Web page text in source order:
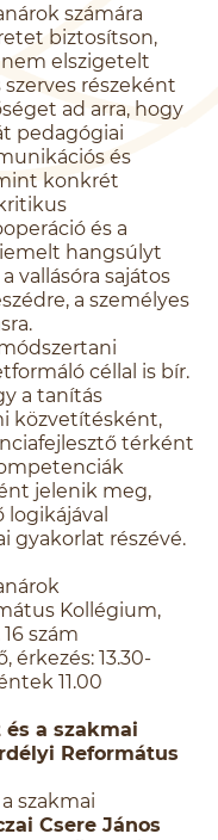
számára
biztosítson,
elszigetelt
részeként
ad arra, hogy
pedagógiai
és
konkrét
és a
hangsúlyt
vallásóra sajátos
a személyes
céllal is bír.
a tanítás
közvetítésként,
térként
jelenik meg,
logikájával
gyakorlat részévé.
Kollégium,
szám
érkezés: 13.30-
11.00
a szakmai
Református
szakmai
Csere János